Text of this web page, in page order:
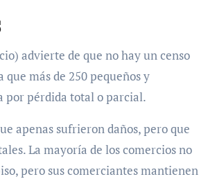
advierte de que no hay un censo
más de 250 pequeños y
por pérdida total o parcial.
apenas sufrieron daños, pero que
La mayoría de los comercios no
pero sus comerciantes mantienen